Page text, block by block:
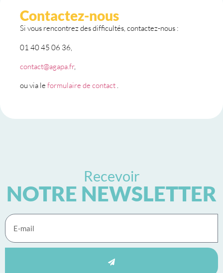
Contactez-nous
Si vous rencontrez des difficultés, contactez-nous :
01 40 45 06 36,
contact@agapa.fr,
ou via le formulaire de contact .
Recevoir
NOTRE NEWSLETTER